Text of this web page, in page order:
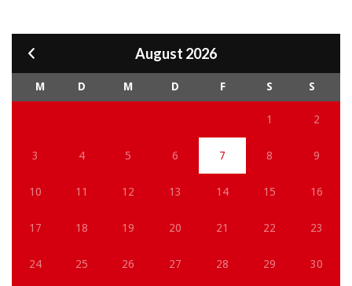
August 2026
M D M D F S S
1 2
3 4 5 6 7 8 9
10 11 12 13 14 15 16
17 18 19 20 21 22 23
24 25 26 27 28 29 30